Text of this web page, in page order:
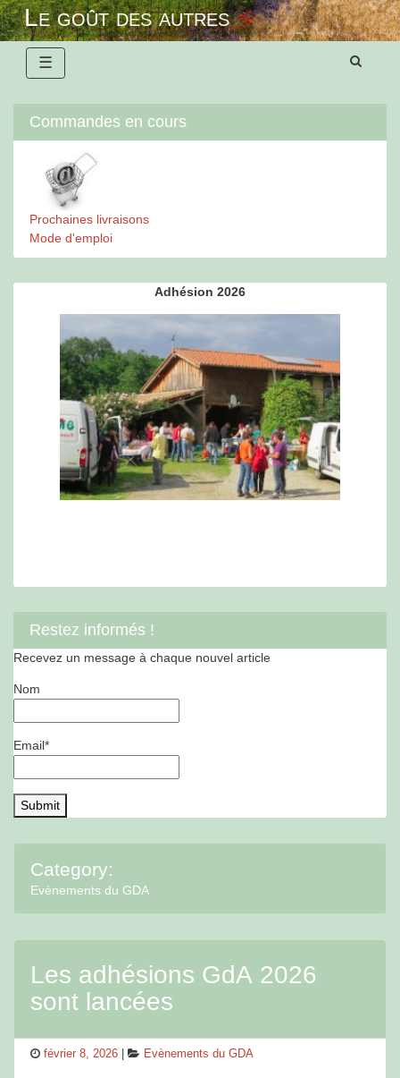
Skip
to
content
Le goût des autres
☰
Commandes en cours
Prochaines livraisons
Mode d'emploi
Adhésion 2026
Restez informés !
Recevez un message à chaque nouvel article
Nom
Email*
Category:
Evènements du GDA
Les adhésions GdA 2026
sont lancées
Posted
février 8, 2026 Categories
Evènements du GDA